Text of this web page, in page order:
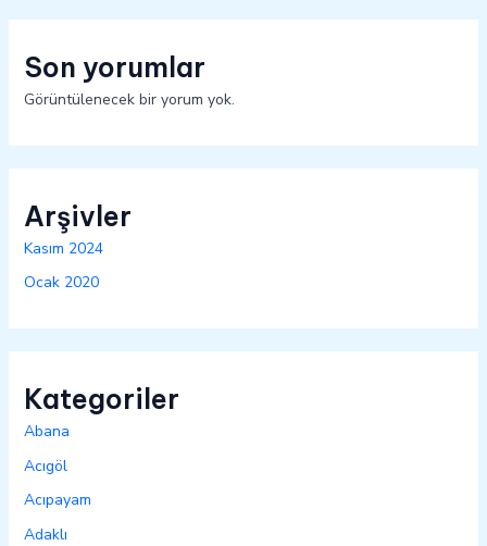
Son yorumlar
Görüntülenecek bir yorum yok.
Arşivler
Kasım 2024
Ocak 2020
Kategoriler
Abana
Acıgöl
Acıpayam
Adaklı